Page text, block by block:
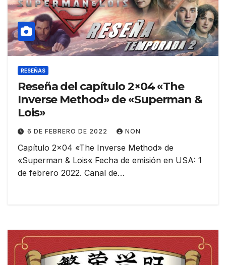
RESEÑAS
Reseña del capítulo 2×04 «The
Inverse Method» de «Superman &
Lois»
6 DE FEBRERO DE 2022 NON
Capítulo 2×04 «The Inverse Method» de
«Superman & Lois« Fecha de emisión en USA: 1
de febrero 2022. Canal de…